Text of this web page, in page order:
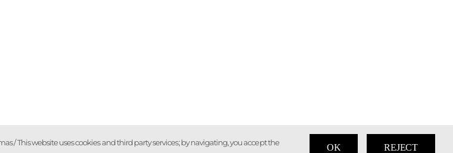
/ This website uses cookies and third party services; by navigating, you accept the
OK REJECT